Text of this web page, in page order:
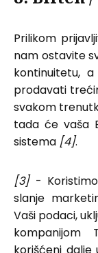
Prilikom
nam ostavite
kontinuitetu,
prodavati
svakom
tada će vaša
sistema [4].
[3]- Koristimo
slanje
Vaši podaci,
kompanijom
korišćeni dalje